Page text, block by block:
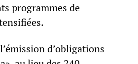
programmes de
d’obligations